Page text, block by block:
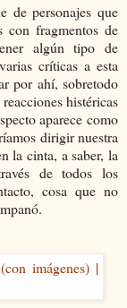
de personajes que
fragmentos de
algún tipo de
críticas a esta
por ahí, sobretodo
histéricas
aparece como
dirigir nuestra
la cinta, a saber, la
de todos los
cosa que no